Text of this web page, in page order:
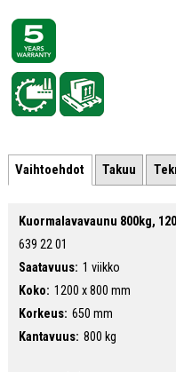
Vaihtoehdot Takuu
Kuormalavavaunu 800kg,
639 22 01
Saatavuus: 1 viikko
Koko: 1200 x 800 mm
Korkeus: 650 mm
Kantavuus: 800 kg